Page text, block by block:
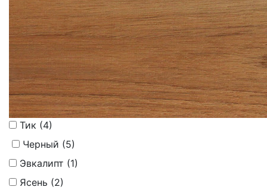
Тик (4)
Черный (5)
Эвкалипт (1)
Ясень (2)